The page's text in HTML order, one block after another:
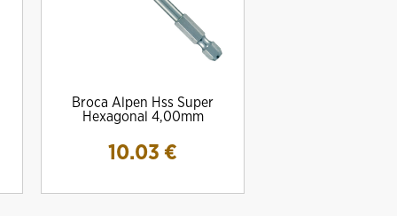
Broca Alpen Hss Super
Hexagonal 4,00mm
10.03 €